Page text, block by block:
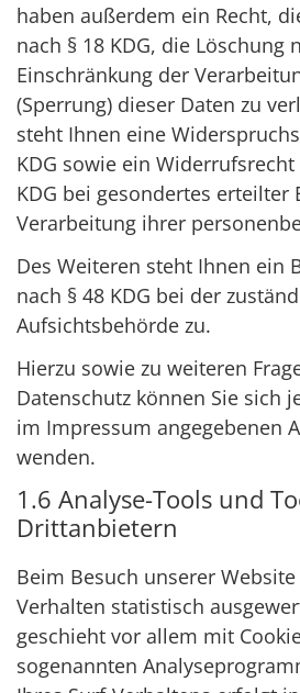
haben außerdem ein Recht,
nach § 18 KDG, die Löschung
Einschränkung der
(Sperrung) dieser Daten zu
steht Ihnen eine
KDG sowie ein Widerrufsrecht
KDG bei gesondertes
Verarbeitung ihrer
Des Weiteren steht Ihnen ein
nach § 48 KDG bei der
Aufsichtsbehörde zu.
Hierzu sowie zu weiteren
Datenschutz können Sie sich
im Impressum angegebenen
wenden.
1.6 Analyse-Tools und
Drittanbietern
Beim Besuch unserer
Verhalten statistisch
geschieht vor allem mit
sogenannten